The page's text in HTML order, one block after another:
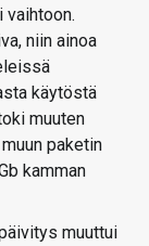
vaihtoon.
niin ainoa
käytöstä
muuten
paketin
kamman
muuttui